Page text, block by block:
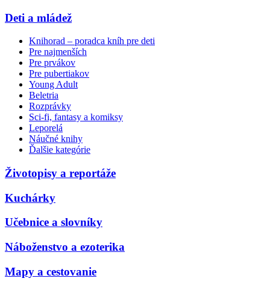
Deti a mládež
Knihorad – poradca kníh pre deti
Pre najmenších
Pre prvákov
Pre pubertiakov
Young Adult
Beletria
Rozprávky
Sci-fi, fantasy a komiksy
Leporelá
Náučné knihy
Ďalšie kategórie
Životopisy a reportáže
Kuchárky
Učebnice a slovníky
Náboženstvo a ezoterika
Mapy a cestovanie